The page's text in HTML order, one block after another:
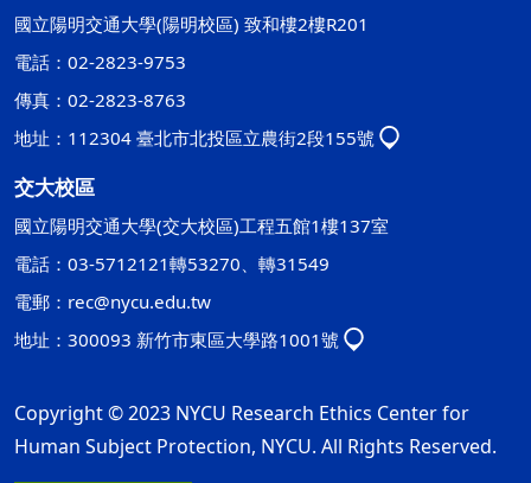
國立陽明交通大學(陽明校區) 致和樓2樓R201
電話：02-2823-9753
傳真：02-2823-8763
地址：112304 臺北市北投區立農街2段155號
交大校區
國立陽明交通大學(交大校區)工程五館1樓137室
電話：03-5712121轉53270、轉31549
電郵： rec@nycu.edu.tw
地址：300093 新竹市東區大學路1001號
Copyright © 2023 NYCU Research Ethics Center for
Human Subject Protection, NYCU. All Rights Reserved.